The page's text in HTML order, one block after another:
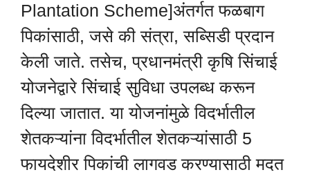
Plantation Scheme]अंतर्गत फळबाग
पिकांसाठी, जसे की संत्रा, सब्सिडी प्रदान
केली जाते. तसेच, प्रधानमंत्री कृषि सिंचाई
योजनेद्वारे सिंचाई सुविधा उपलब्ध करून
दिल्या जातात. या योजनांमुळे विदर्भातील
शेतकऱ्यांना विदर्भातील शेतकऱ्यांसाठी 5
फायदेशीर पिकांची लागवड करण्यासाठी मदत